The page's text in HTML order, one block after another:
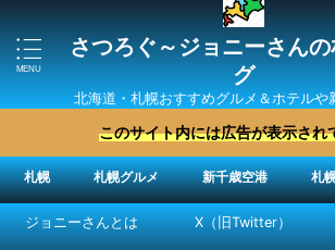
さつろぐ～ジョニーさん
グ
北海道・札幌おすすめグルメ＆ホテルや
略法を紹介 ″ジョニーさん“で
このサイト内には広告が表示され
札幌 札幌グルメ 新千歳空港 札
ジョニーさんとは X（旧Twitter）